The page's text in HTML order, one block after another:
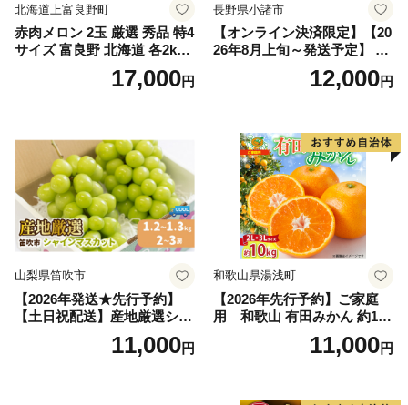
北海道上富良野町
赤肉メロン 2玉 厳選 秀品 特4
サイズ 富良野 北海道 各2kg
～2.6kg 2玉 セット ファーム
富良野 メロン めろん 果物 く
17,000円
長野県小諸市
【オンライン決済限定】【20
26年8月上旬～発送予定】 先
行予約 「浅間水蜜桃プレミ
アム」 もも あかつき 秀品 約
果肉 長野県産 小諸市
12,000円
山梨県笛吹市
【2026年発送★先行予約】
【土日祝配送】産地厳選シャ
インマスカット1.2kg～1.3kg
（2房～3房）※沖縄・離島配
11,000円
和歌山県湯浅町
【2026年先行予約】ご家庭
用 和歌山 有田みかん 約10k
g (2L、3Lサイズ)【湯浅町】
11,000円